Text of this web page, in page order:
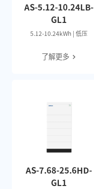
AS-5.12-10.24LB-
GL1
5.12-10.24kWh | 低压
了解更多
AS-7.68-25.6HD-
GL1